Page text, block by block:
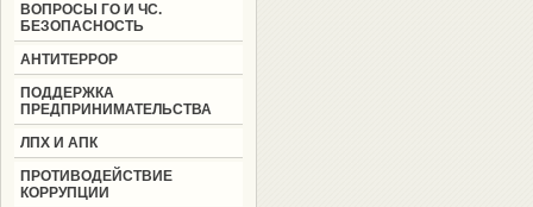
ВОПРОСЫ ГО И ЧС.
БЕЗОПАСНОСТЬ
АНТИТЕРРОР
ПОДДЕРЖКА
ПРЕДПРИНИМАТЕЛЬСТВА
ЛПХ И АПК
ПРОТИВОДЕЙСТВИЕ
КОРРУПЦИИ